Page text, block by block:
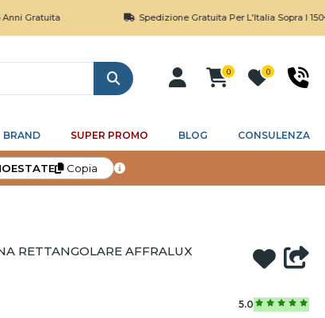
Spedizione Gratuita Per L'Italia Sopra I 150€
Cerca
0 0
BRAND SUPER PROMO BLOG CONSULENZA
Copia
RETTANGOLARE AFFRALUX
5.0